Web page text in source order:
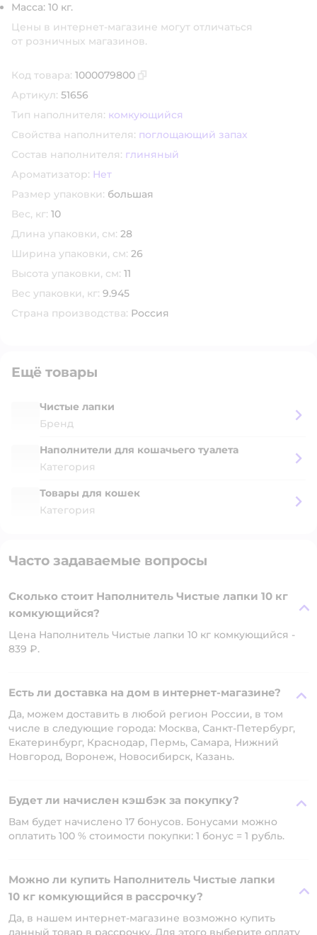
Масса: 10 кг.
Цены в интернет-магазине могут отличаться
от розничных магазинов.
Код товара: 1000079800
Артикул: 51656
Тип наполнителя: комкующийся
Свойства наполнителя: поглощающий запах
Состав наполнителя: глиняный
Ароматизатор: Нет
Размер упаковки: большая
Вес, кг: 10
Длина упаковки, см: 28
Ширина упаковки, см: 26
Высота упаковки, см: 11
Вес упаковки, кг: 9.945
Страна производства: Россия
Ещё товары
Чистые лапки
Бренд
Наполнители для кошачьего туалета
Категория
Товары для кошек
Категория
Часто задаваемые вопросы
Сколько стоит Наполнитель Чистые лапки 10 кг
комкующийся?
Цена Наполнитель Чистые лапки 10 кг комкующийся -
839 ₽.
Есть ли доставка на дом в интернет-магазине?
Да, можем доставить в любой регион России, в том
числе в следующие города: Москва, Санкт-Петербург,
Екатеринбург, Краснодар, Пермь, Самара, Нижний
Новгород, Воронеж, Новосибирск, Казань.
Будет ли начислен кэшбэк за покупку?
Вам будет начислено 17 бонусов. Бонусами можно
оплатить 100 % стоимости покупки: 1 бонус = 1 рубль.
Можно ли купить Наполнитель Чистые лапки
10 кг комкующийся в рассрочку?
Да, в нашем интернет-магазине возможно купить
данный товар в рассрочку. Для этого выберите оплату